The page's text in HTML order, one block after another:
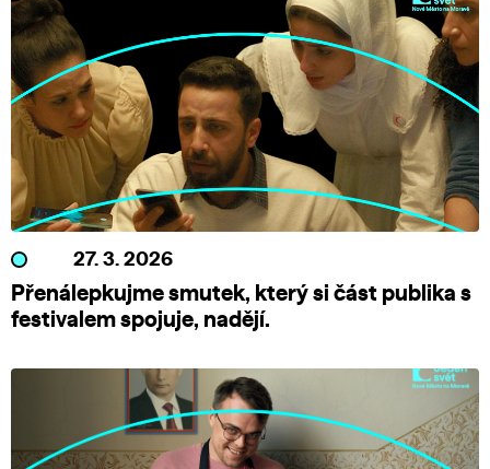
27. 3. 2026
Přenálepkujme smutek, který si část publika s
festivalem spojuje, nadějí.